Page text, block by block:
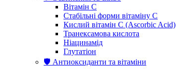
Вітамін С
Стабільні форми вітаміну С
Кислий вітамін С (Ascorbic Acid)
Транексамова кислота
Ніацинамід
Глутатіон
🛡️ Антиоксиданти та вітаміни